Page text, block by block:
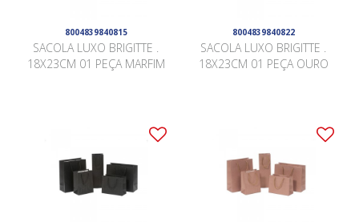
8004839840815
SACOLA LUXO BRIGITTE .
18X23CM 01 PEÇA MARFIM
8004839840822
SACOLA LUXO BRIGITTE .
18X23CM 01 PEÇA OURO